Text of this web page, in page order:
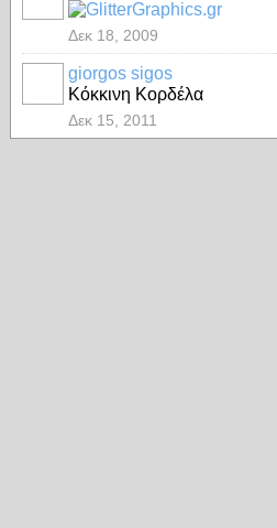
Δεκ 18, 2009
giorgos sigos
Κόκκινη Κορδέλα
Δεκ 15, 2011